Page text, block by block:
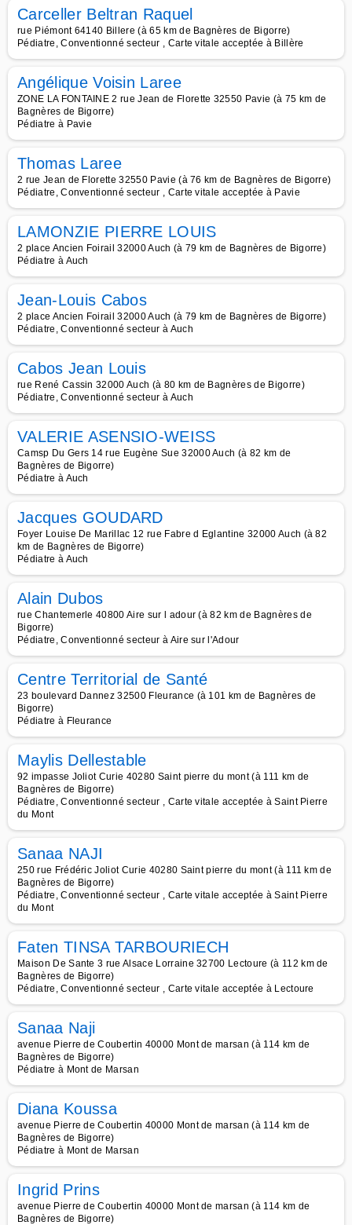
Carceller Beltran Raquel
rue Piémont 64140 Billere (à 65 km de Bagnères de Bigorre)
Pédiatre, Conventionné secteur , Carte vitale acceptée à Billère
Angélique Voisin Laree
ZONE LA FONTAINE 2 rue Jean de Florette 32550 Pavie (à 75 km de
Bagnères de Bigorre)
Pédiatre à Pavie
Thomas Laree
2 rue Jean de Florette 32550 Pavie (à 76 km de Bagnères de Bigorre)
Pédiatre, Conventionné secteur , Carte vitale acceptée à Pavie
LAMONZIE PIERRE LOUIS
2 place Ancien Foirail 32000 Auch (à 79 km de Bagnères de Bigorre)
Pédiatre à Auch
Jean-Louis Cabos
2 place Ancien Foirail 32000 Auch (à 79 km de Bagnères de Bigorre)
Pédiatre, Conventionné secteur à Auch
Cabos Jean Louis
rue René Cassin 32000 Auch (à 80 km de Bagnères de Bigorre)
Pédiatre, Conventionné secteur à Auch
VALERIE ASENSIO-WEISS
Camsp Du Gers 14 rue Eugène Sue 32000 Auch (à 82 km de
Bagnères de Bigorre)
Pédiatre à Auch
Jacques GOUDARD
Foyer Louise De Marillac 12 rue Fabre d Eglantine 32000 Auch (à 82
km de Bagnères de Bigorre)
Pédiatre à Auch
Alain Dubos
rue Chantemerle 40800 Aire sur l adour (à 82 km de Bagnères de
Bigorre)
Pédiatre, Conventionné secteur à Aire sur l'Adour
Centre Territorial de Santé
23 boulevard Dannez 32500 Fleurance (à 101 km de Bagnères de
Bigorre)
Pédiatre à Fleurance
Maylis Dellestable
92 impasse Joliot Curie 40280 Saint pierre du mont (à 111 km de
Bagnères de Bigorre)
Pédiatre, Conventionné secteur , Carte vitale acceptée à Saint Pierre
du Mont
Sanaa NAJI
250 rue Frédéric Joliot Curie 40280 Saint pierre du mont (à 111 km de
Bagnères de Bigorre)
Pédiatre, Conventionné secteur , Carte vitale acceptée à Saint Pierre
du Mont
Faten TINSA TARBOURIECH
Maison De Sante 3 rue Alsace Lorraine 32700 Lectoure (à 112 km de
Bagnères de Bigorre)
Pédiatre, Conventionné secteur , Carte vitale acceptée à Lectoure
Sanaa Naji
avenue Pierre de Coubertin 40000 Mont de marsan (à 114 km de
Bagnères de Bigorre)
Pédiatre à Mont de Marsan
Diana Koussa
avenue Pierre de Coubertin 40000 Mont de marsan (à 114 km de
Bagnères de Bigorre)
Pédiatre à Mont de Marsan
Ingrid Prins
avenue Pierre de Coubertin 40000 Mont de marsan (à 114 km de
Bagnères de Bigorre)